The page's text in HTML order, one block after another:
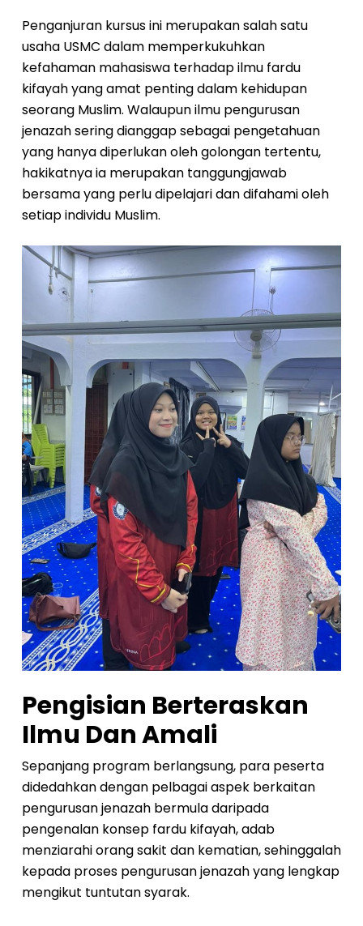
Penganjuran kursus ini merupakan salah satu
usaha USMC dalam memperkukuhkan
kefahaman mahasiswa terhadap ilmu fardu
kifayah yang amat penting dalam kehidupan
seorang Muslim. Walaupun ilmu pengurusan
jenazah sering dianggap sebagai pengetahuan
yang hanya diperlukan oleh golongan tertentu,
hakikatnya ia merupakan tanggungjawab
bersama yang perlu dipelajari dan difahami oleh
setiap individu Muslim.
Pengisian Berteraskan
Ilmu Dan Amali
Sepanjang program berlangsung, para peserta
didedahkan dengan pelbagai aspek berkaitan
pengurusan jenazah bermula daripada
pengenalan konsep fardu kifayah, adab
menziarahi orang sakit dan kematian, sehinggalah
kepada proses pengurusan jenazah yang lengkap
mengikut tuntutan syarak.